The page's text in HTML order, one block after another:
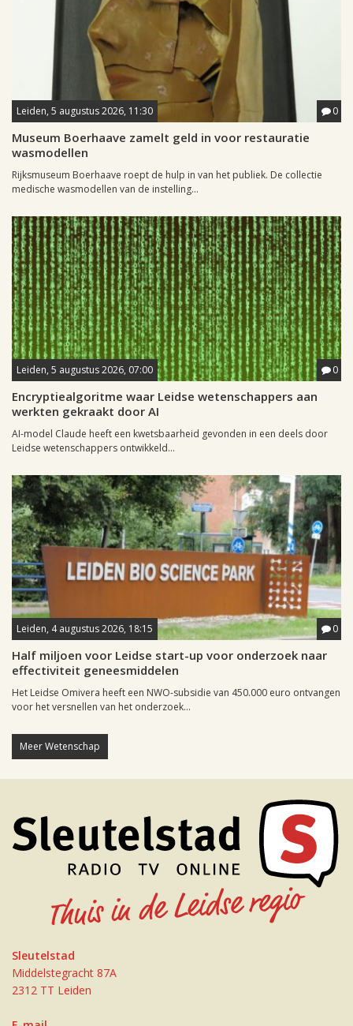
Leiden, 5 augustus 2026, 11:30 0
Museum Boerhaave zamelt geld in voor restauratie
wasmodellen
Rijksmuseum Boerhaave roept de hulp in van het publiek. De collectie
medische wasmodellen van de instelling...
Leiden, 5 augustus 2026, 07:00 0
Encryptiealgoritme waar Leidse wetenschappers aan
werkten gekraakt door AI
AI-model Claude heeft een kwetsbaarheid gevonden in een deels door
Leidse wetenschappers ontwikkeld...
Leiden, 4 augustus 2026, 18:15 0
Half miljoen voor Leidse start-up voor onderzoek naar
effectiviteit geneesmiddelen
Het Leidse Omivera heeft een NWO-subsidie van 450.000 euro ontvangen
voor het versnellen van het onderzoek...
Meer Wetenschap
Sleutelstad
Middelstegracht 87A
2312 TT Leiden